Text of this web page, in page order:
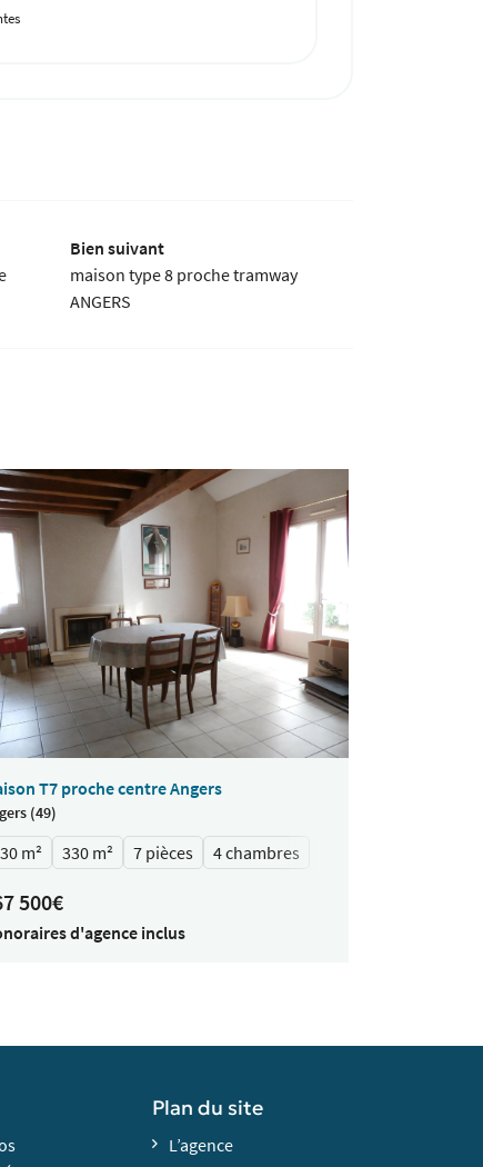
Bien suivant
maison type 8 proche tramway
ANGERS
T7 proche centre Angers
(49)
m² 330 m² 7 pièces 4 chambres
500€
d'agence inclus
Plan du site
L’agence